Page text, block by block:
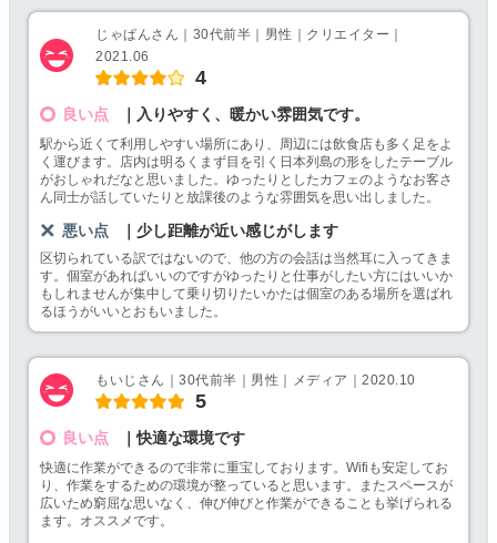
じゃぱんさん｜30代前半｜男性｜クリエイター｜
2021.06
4
良い点 ｜入りやすく、暖かい雰囲気です。
駅から近くて利用しやすい場所にあり、周辺には飲食店も多く足をよ
く運びます。店内は明るくまず目を引く日本列島の形をしたテーブル
がおしゃれだなと思いました。ゆったりとしたカフェのようなお客さ
ん同士が話していたりと放課後のような雰囲気を思い出しました。
悪い点 ｜少し距離が近い感じがします
区切られている訳ではないので、他の方の会話は当然耳に入ってきま
す。個室があればいいのですがゆったりと仕事がしたい方にはいいか
もしれませんが集中して乗り切りたいかたは個室のある場所を選ばれ
るほうがいいとおもいました。
もいじさん｜30代前半｜男性｜メディア｜2020.10
5
良い点 ｜快適な環境です
快適に作業ができるので非常に重宝しております。Wifiも安定してお
り、作業をするための環境が整っていると思います。またスペースが
広いため窮屈な思いなく、伸び伸びと作業ができることも挙げられる
ます。オススメです。